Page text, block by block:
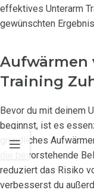
effektives Unterarm
gewünschten
Aufwärmen
Training
Bevor du mit deinem
beginnst, ist es
gründliches
die bevorstehende
reduziert das Risiko
verbesserst du